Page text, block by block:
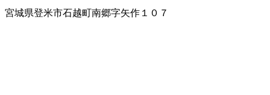
宮城県登米市石越町南郷字矢作１０７